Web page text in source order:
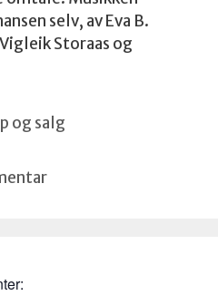
selv, av Eva B.
Storaas og
og salg